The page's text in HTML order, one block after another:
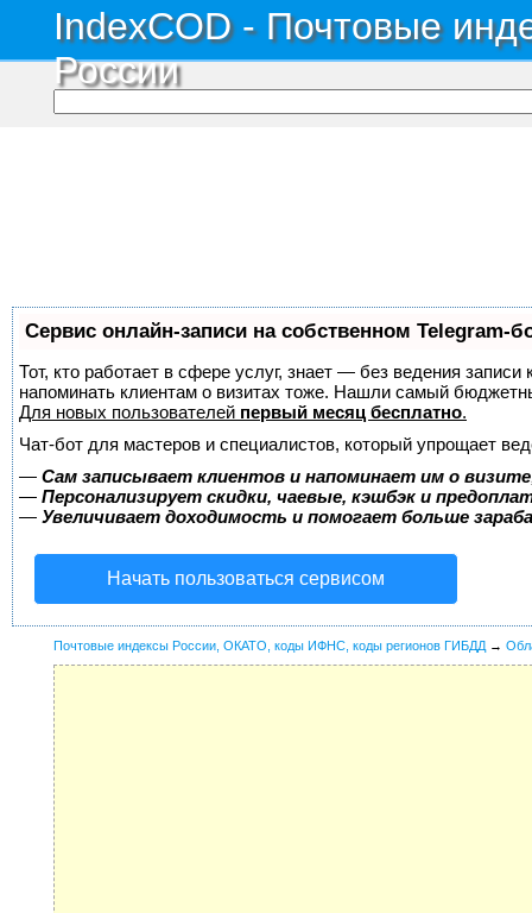
IndexCOD - Почтовые
России
Сервис онлайн-записи на собственном Telegram-
Тот, кто работает в сфере услуг, знает — без ведения
напоминать клиентам о визитах тоже. Нашли самый
Для новых пользователей первый месяц бесплатно.
Чат-бот для мастеров и специалистов, который упрощает
— Сам записывает клиентов и напоминает им о
— Персонализирует скидки, чаевые, кэшбэк и
— Увеличивает доходимость и помогает больше
Начать пользоваться сервисом
Почтовые индексы России, ОКАТО, коды ИФНС, коды регионов ГИБДД →